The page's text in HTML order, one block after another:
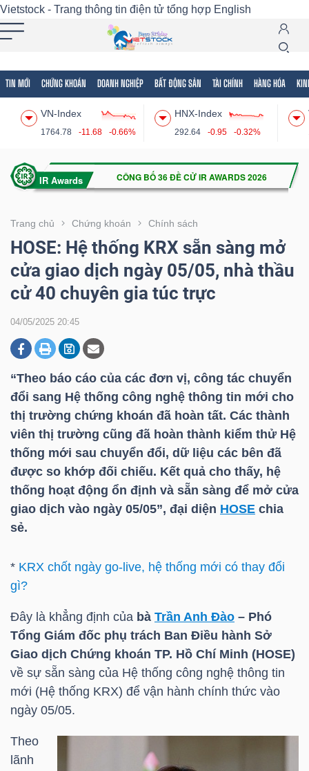
Vietstock - Trang thông tin điện tử tổng hợp English
TIN MỚI CHỨNG KHOÁN DOANH NGHIỆP BẤT ĐỘNG SẢN TÀI CHÍNH HÀNG HÓA
VN-Index
1764.78 -11.68 -0.66%
HNX-Index
292.64 -0.95 -0.32%
Trang chủ Chứng khoán Chính sách
HOSE: Hệ thống KRX sẵn sàng mở
cửa giao dịch ngày 05/05, nhà thầu
cử 40 chuyên gia túc trực
04/05/2025 20:45
“Theo báo cáo của các đơn vị, công tác chuyển
đổi sang Hệ thống công nghệ thông tin mới cho
thị trường chứng khoán đã hoàn tất. Các thành
viên thị trường cũng đã hoàn thành kiểm thử Hệ
thống mới sau chuyển đổi, dữ liệu các bên đã
được so khớp đối chiếu. Kết quả cho thấy, hệ
thống hoạt động ổn định và sẵn sàng để mở cửa
giao dịch vào ngày 05/05”, đại diện HOSE chia
sẻ.
* KRX chốt ngày go-live, hệ thống mới có thay đổi
gì?
Đây là khẳng định của bà Trần Anh Đào – Phó
Tổng Giám đốc phụ trách Ban Điều hành Sở
Giao dịch Chứng khoán TP. Hồ Chí Minh (HOSE)
về sự sẵn sàng của Hệ thống công nghệ thông tin
mới (Hệ thống KRX) để vận hành chính thức vào
ngày 05/05.
Theo
lãnh
Tất cả Tính năng Ngành Mã chứng khoán
Tính
(-)
VIETSTOCK
CHỨNG
KHOÁN
DOANH
NGHIỆP
BẤT
ĐỘNG
SẢN
CHÍNH
HÀNG
KINH